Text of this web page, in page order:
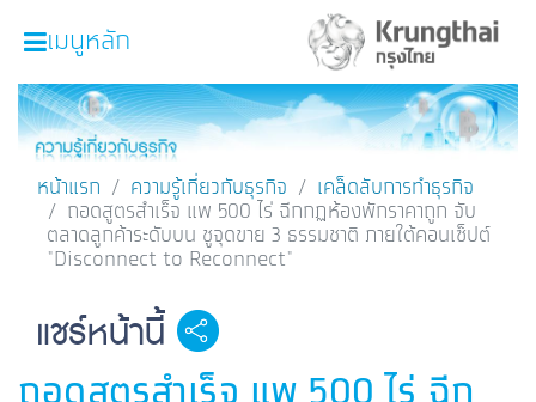
หน้าหลัก
ผลิตภัณฑ์และบริการ
โปรโมชั่น
ความรู้เกี่ยวกับธุรกิจ
SME Focus Magazine
คำนวณสินเชื่อเบื้องต้น
เมนูหลัก
หน้าแรก ความรู้เกี่ยวกับธุรกิจ
เคล็ดลับการทำธุรกิจ
ถอดสูตรสำเร็จ แพ 500 ไร่ ฉีกกฏห้องพักราคาถูก จับ
ตลาดลูกค้าระดับบน ชูจุดขาย 3 ธรรมชาติ ภายใต้คอนเซ็ปต์
"Disconnect to Reconnect"
แชร์หน้านี้ Facebook